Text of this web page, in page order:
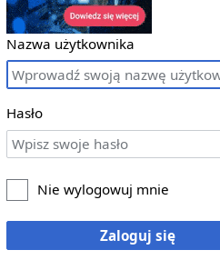
Nazwa użytkownika
Hasło
Nie wylogowuj mnie
Zaloguj się